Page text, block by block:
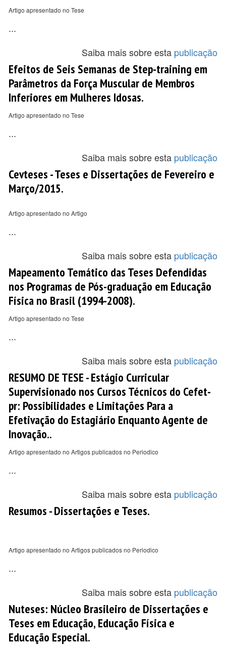
Artigo apresentado no Tese
...
Saiba mais sobre esta publicação
Efeitos de Seis Semanas de Step-training em
Parâmetros da Força Muscular de Membros
Inferiores em Mulheres Idosas.
Artigo apresentado no Tese
...
Saiba mais sobre esta publicação
Cevteses - Teses e Dissertações de Fevereiro e
Março/2015.
Artigo apresentado no Artigo
...
Saiba mais sobre esta publicação
Mapeamento Temático das Teses Defendidas
nos Programas de Pós-graduação em Educação
Física no Brasil (1994-2008).
Artigo apresentado no Tese
...
Saiba mais sobre esta publicação
RESUMO DE TESE - Estágio Curricular
Supervisionado nos Cursos Técnicos do Cefet-
pr: Possibilidades e Limitações Para a
Efetivação do Estagiário Enquanto Agente de
Inovação..
Artigo apresentado no Artigos publicados no Periodico
...
Saiba mais sobre esta publicação
Resumos - Dissertações e Teses.
Artigo apresentado no Artigos publicados no Periodico
...
Saiba mais sobre esta publicação
Nuteses: Núcleo Brasileiro de Dissertações e
Teses em Educação, Educação Física e
Educação Especial.